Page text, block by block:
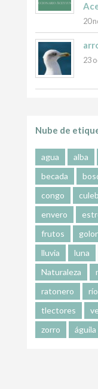
20
23
Nube de
agua alba
becada
congo
envero
frutos
lluvia
luna
Naturaleza
ratonero
río
tlectores
zorro
águila